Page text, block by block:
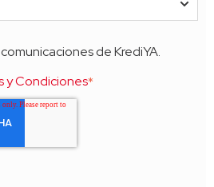
de KrediYA.
y Condiciones*